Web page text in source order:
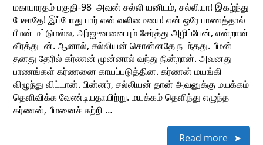
மகாபாரதம் பகுதி-98 ​ அவன் சல்லி யனிடம், சல்லியா! இகழ்ந்து
பேசாதே! இப்போது பார் என் வலிமையை! என் ஒரே பாணத்தால்
பீமன் மட்டுமல்ல, அர்ஜுனனையும் சேர்த்து அழிப்பேன், என்றான்
வீரத்துடன். ஆனால், சல்லியன் சொன்னதே நடந்தது. பீமன்
தனது தேரில் கர்ணன் முன்னால் வந்து நின்றான். அவனது
பாணங்கள் கர்ணனை காயப்படுத்தின. கர்ணன் மயங்கி
விழுந்து விட்டான். பின்னர், சல்லியன் தான் அவனுக்கு மயக்கம்
தெளிவிக்க வேண்டியதாயிற்று. மயக்கம் தெளிந்து எழுந்த
கர்ணன், பீமனைச் சுற்றி …
Read more